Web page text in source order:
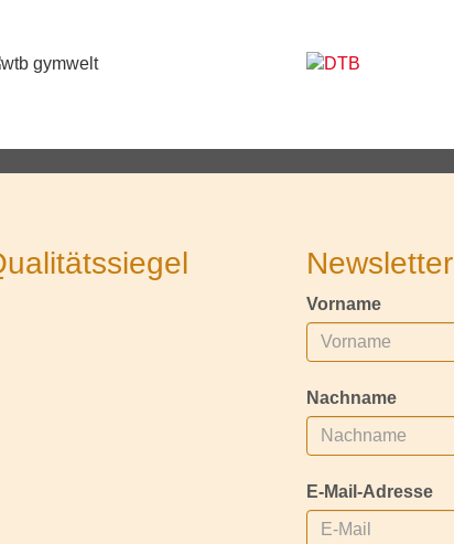
Newsletter
Vorname
Nachname
E-Mail-Adresse